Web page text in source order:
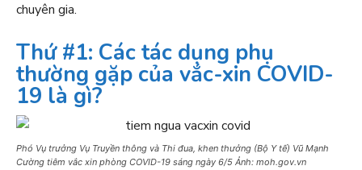
chuyên gia.
Thứ #1: Các tác dụng phụ
thường gặp của vắc-xin COVID-
19 là gì?
Phó Vụ trưởng Vụ Truyền thông và Thi đua, khen thưởng (Bộ Y tế) Vũ Mạnh
Cường tiêm vắc xin phòng COVID-19 sáng ngày 6/5 Ảnh: moh.gov.vn